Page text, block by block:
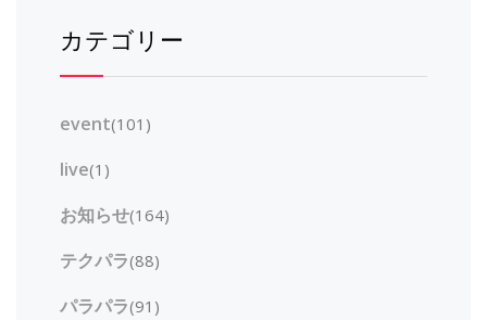
カテゴリー
event(101)
live(1)
お知らせ(164)
テクパラ(88)
パラパラ(91)